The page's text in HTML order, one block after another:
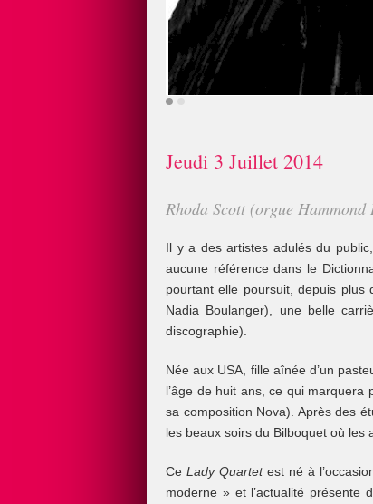
Jeudi 3 Juillet 2014
Rhoda Scott (orgue
Il y a des artistes adulés du
aucune référence dans le
pourtant elle poursuit, depuis plus
Nadia Boulanger), une belle
discographie).
Née aux USA, fille aînée d’un
l’âge de huit ans, ce qui marquera
sa composition Nova). Après des
les beaux soirs du Bilboquet où les
CeLady Quartetest né à
moderne » et l’actualité présente